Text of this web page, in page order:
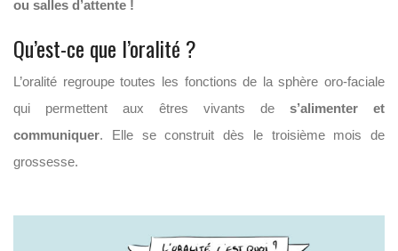
ou salles d’attente !
Qu’est-ce que l’oralité ?
L’oralité regroupe toutes les fonctions de la sphère oro-faciale
qui permettent aux êtres vivants de s’alimenter et
communiquer. Elle se construit dès le troisième mois de
grossesse.